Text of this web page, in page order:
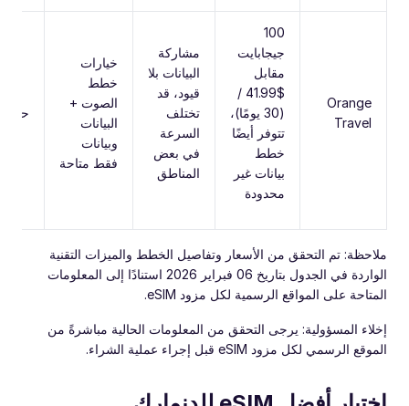
Orange
Travel
100
جيجابايت
مقابل
$41.99 /
(30 يومًا)،
تتوفر أيضًا
خطط
بيانات غير
محدودة
مشاركة
البيانات بلا
قيود، قد
تختلف
السرعة
في بعض
المناطق
خيارات
خطط
الصوت +
البيانات
وبيانات
فقط متاحة
حتى 5G
ملاحظة: تم التحقق من الأسعار وتفاصيل الخطط والميزات التقنية
الواردة في الجدول بتاريخ 06 فبراير 2026 استنادًا إلى المعلومات
المتاحة على المواقع الرسمية لكل مزود eSIM.
إخلاء المسؤولية: يرجى التحقق من المعلومات الحالية مباشرةً من
الموقع الرسمي لكل مزود eSIM قبل إجراء عملية الشراء.